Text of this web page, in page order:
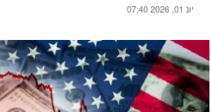
יונ 01, 2026 07:40